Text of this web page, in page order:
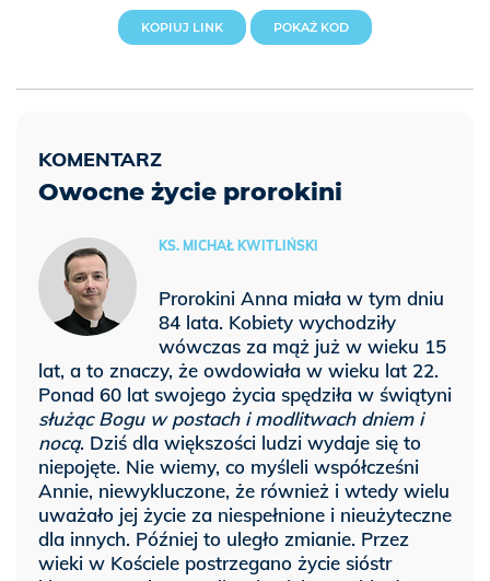
KOPIUJ LINK POKAŻ KOD
Owocne życie prorokini
KS. MICHAŁ KWITLIŃSKI
Prorokini Anna miała w tym dniu
84 lata. Kobiety wychodziły
wówczas za mąż już w wieku 15
lat, a to znaczy, że owdowiała w wieku lat 22.
Ponad 60 lat swojego życia spędziła w świątyni
służąc Bogu w postach i modlitwach dniem i
nocą. Dziś dla większości ludzi wydaje się to
niepojęte. Nie wiemy, co myśleli współcześni
Annie, niewykluczone, że również i wtedy wielu
uważało jej życie za niespełnione i nieużyteczne
dla innych. Później to uległo zmianie. Przez
wieki w Kościele postrzegano życie sióstr